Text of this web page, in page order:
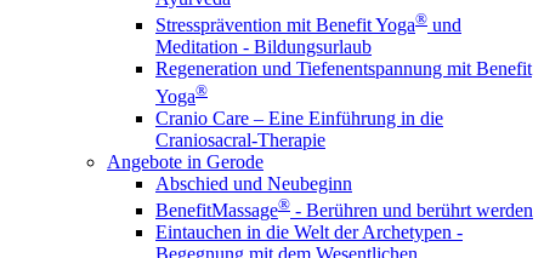
Stressprävention mit Benefit Yoga® und
Meditation - Bildungsurlaub
Regeneration und Tiefenentspannung mit Benefit
Yoga®
Cranio Care – Eine Einführung in die
Craniosacral-Therapie
Angebote in Gerode
Abschied und Neubeginn
BenefitMassage® - Berühren und berührt werden
Eintauchen in die Welt der Archetypen -